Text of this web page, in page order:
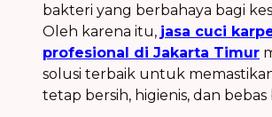
bakteri yang berbahaya bagi
Oleh karena itu, jasa cuci
profesional di Jakarta Timur
solusi terbaik untuk
tetap bersih, higienis, dan bebas